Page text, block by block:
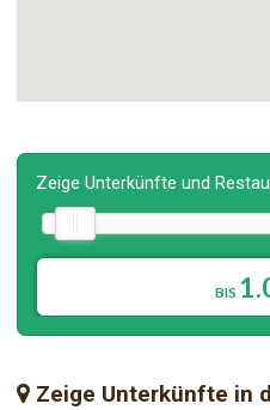
Zeige Unterkünfte und
BIS
Zeige Unterkünfte in